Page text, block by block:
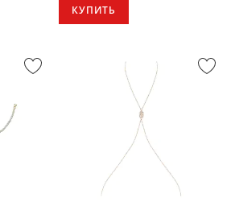
КУПИТЬ